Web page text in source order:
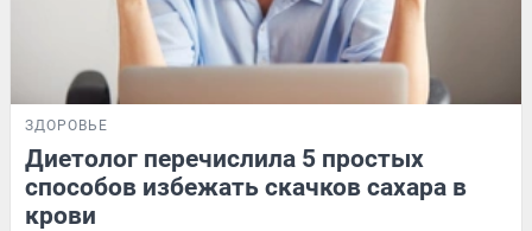
ЗДОРОВЬЕ
Диетолог перечислила 5 простых
способов избежать скачков сахара в
крови